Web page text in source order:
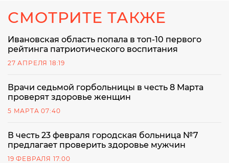
СМОТРИТЕ ТАКЖЕ
Ивановская область попала в топ-10 первого
рейтинга патриотического воспитания
27 АПРЕЛЯ 18:19
Врачи седьмой горбольницы в честь 8 Марта
проверят здоровье женщин
5 МАРТА 07:40
В честь 23 февраля городская больница №7
предлагает проверить здоровье мужчин
19 ФЕВРАЛЯ 17:00